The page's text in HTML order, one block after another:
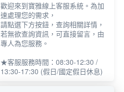
歡迎來到寶雅線上客服系統。為加
速處理您的需求，
請點選下方按鈕，查詢相關詳情，
若無欲查詢資訊，可直接留言，由
專人為您服務。
★客服服務時間：08:30-12:30 /
13:30-17:30 (假日/國定假日休息)